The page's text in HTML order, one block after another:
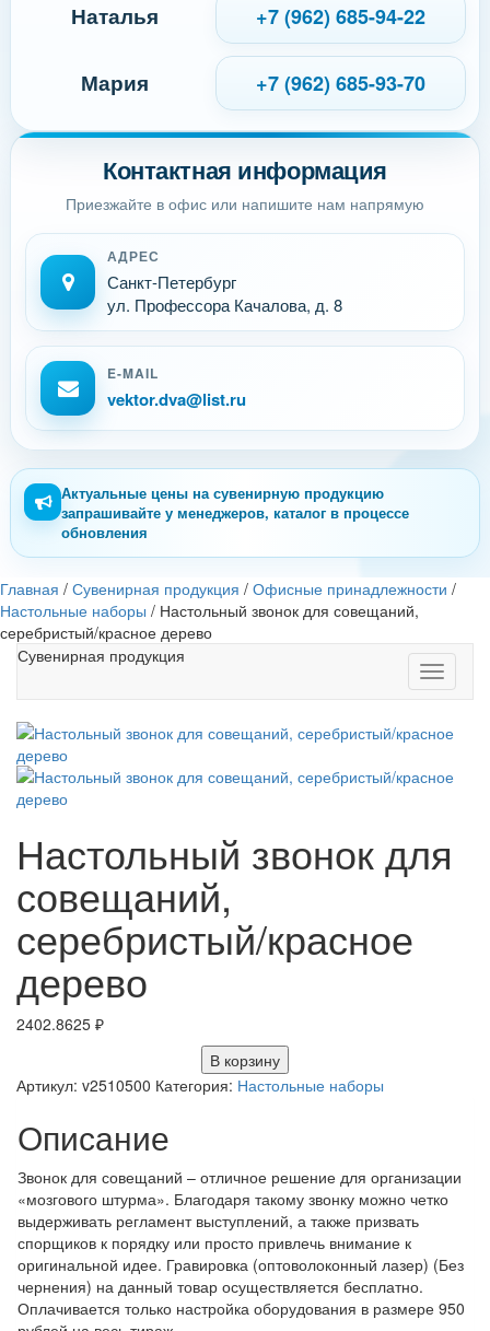
Контактная информация
Приезжайте в офис или напишите нам напрямую
АДРЕС
Санкт-Петербург
ул. Профессора Качалова, д. 8
E-MAIL
vektor.dva@list.ru
Наталья +7 (962) 685-94-22
Мария +7 (962) 685-93-70
Актуальные цены на сувенирную продукцию
запрашивайте у менеджеров, каталог в процессе
обновления
Главная / Сувенирная продукция / Офисные принадлежности /
Настольные наборы / Настольный звонок для совещаний,
серебристый/красное дерево
Toggle
Сувенирная продукция
Настольный звонок для
совещаний,
серебристый/красное
дерево
2402.8625 ₽
В корзину
Артикул: v2510500 Категория: Настольные наборы
Описание
Звонок для совещаний – отличное решение для организации
«мозгового штурма». Благодаря такому звонку можно четко
выдерживать регламент выступлений, а также призвать
спорщиков к порядку или просто привлечь внимание к
оригинальной идее. Гравировка (оптоволоконный лазер) (Без
чернения) на данный товар осуществляется бесплатно.
Оплачивается только настройка оборудования в размере 950